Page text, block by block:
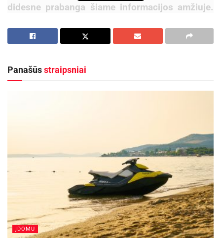
didesne prabanga šiame informacijos amžiuje.
šv. Velykas drauge su šeima galėtumėte niekur
gerus filmus, vaikščioti į teatrą ar koncertus,
linksmintis, leisti laiką su draugais ir t.t. Darbų ir
veiklų tik daugėja, tai tampa vis didesnio mūsų
laiko trūkumo priežastimi, suteikiančia gyvenimui
didelį pagreitį, tačiau laiko mums visiem duota
tiek pat, tos pačios 24 valandos. Kai viskas
daroma skubant ir paviršutiniškai, neįdedant
Panašūsstraipsniai
ĮDOMU